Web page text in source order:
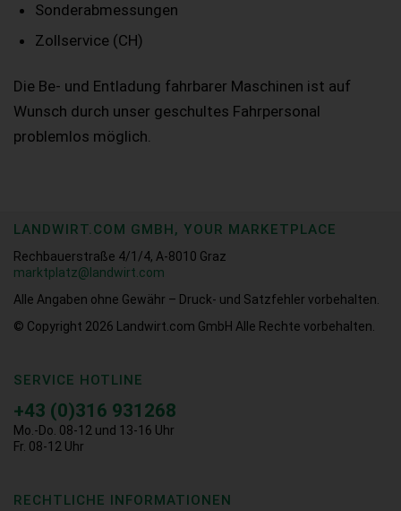
Sonderabmessungen
Zollservice (CH)
Die Be- und Entladung fahrbarer Maschinen ist auf
Wunsch durch unser geschultes Fahrpersonal
problemlos möglich.
LANDWIRT.COM GMBH, YOUR MARKETPLACE
Rechbauerstraße 4/1/4, A-8010 Graz
marktplatz@landwirt.com
Alle Angaben ohne Gewähr – Druck- und Satzfehler vorbehalten.
© Copyright 2026
Landwirt.com GmbH Alle Rechte vorbehalten.
SERVICE HOTLINE
+43 (0)316 931268
Mo.-Do. 08-12 und 13-16 Uhr
Fr. 08-12 Uhr
RECHTLICHE INFORMATIONEN